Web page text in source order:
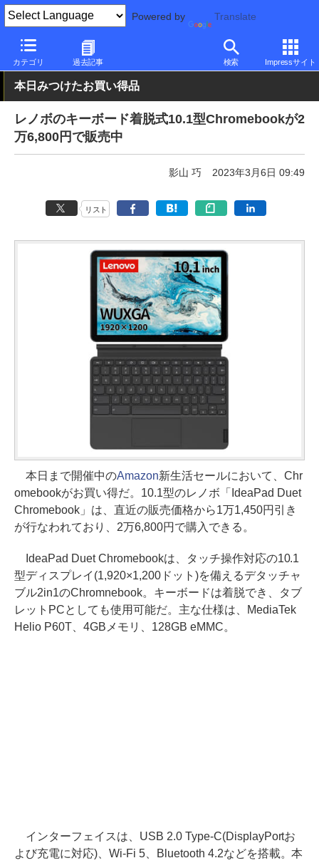
Powered by Translate
カテゴリ 過去記事 検索 Impressサイト
PC Watch パソコン/タブレット/スマートフォン Lenovo
本日みつけたお買い得品
レノボのキーボード着脱式10.1型Chromebookが2
万6,800円で販売中
影山 巧 2023年3月6日 09:49
リスト
本日まで開催中のAmazon新生活セールにおいて、Chr
omebookがお買い得だ。10.1型のレノボ「IdeaPad Duet
Chromebook」は、直近の販売価格から1万1,450円引き
が行なわれており、2万6,800円で購入できる。
IdeaPad Duet Chromebookは、タッチ操作対応の10.1
型ディスプレイ(1,920×1,200ドット)を備えるデタッチャ
ブル2in1のChromnebook。キーボードは着脱でき、タブ
レットPCとしても使用可能だ。主な仕様は、MediaTek
Helio P60T、4GBメモリ、128GB eMMC。
インターフェイスは、USB 2.0 Type-C(DisplayPortお
よび充電に対応)、Wi-Fi 5、Bluetooth 4.2などを搭載。本